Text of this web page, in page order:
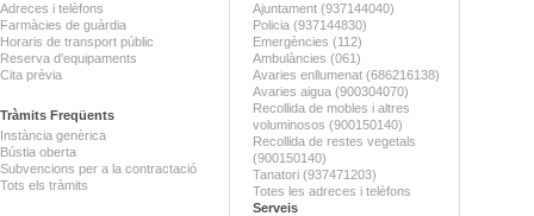
Adreces i telèfons
Farmàcies de guàrdia
Horaris de transport públic
Reserva d'equipaments
Cita prèvia
Tràmits Freqüents
Instància genèrica
Bústia oberta
Subvencions per a la contractació
Tots els tràmits
Ajuntament (937144040)
Policia (937144830)
Emergències (112)
Ambulàncies (061)
Avaries enllumenat (686216138)
Avaries aigua (900304070)
Recollida de mobles i altres
voluminosos (900150140)
Recollida de restes vegetals
(900150140)
Tanatori (937471203)
Totes les adreces i telèfons
Serveis